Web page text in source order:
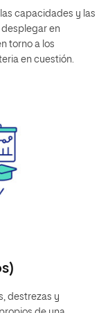
capacidades y las
en
torno a los
en cuestión.
destrezas y